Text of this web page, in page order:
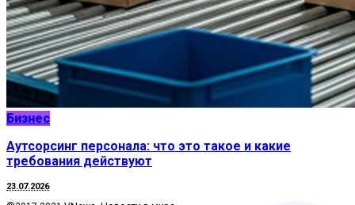
Бизнес
Аутсорсинг персонала: что это такое и какие
требования действуют
23.07.2026